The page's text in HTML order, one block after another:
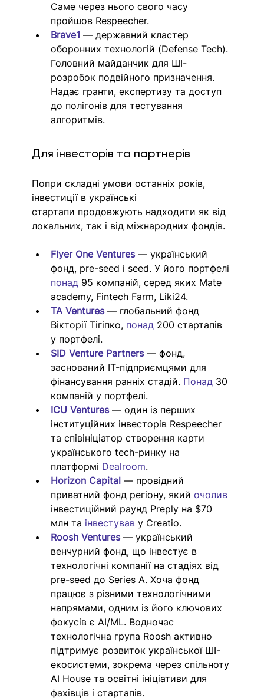
Саме через нього свого часу
пройшов Respeecher.
Brave1 — державний кластер
оборонних технологій (Defense Tech).
Головний майданчик для ШІ-
розробок подвійного призначення.
Надає гранти, експертизу та доступ
до полігонів для тестування
алгоритмів.
Для інвесторів та партнерів
Попри складні умови останніх років,
інвестиції в українські
стартапи продовжують надходити як від
локальних, так і від міжнародних фондів.
Flyer One Ventures — український
фонд, pre-seed і seed. У його портфелі
понад 95 компаній, серед яких Mate
academy, Fintech Farm, Liki24.
TA Ventures — глобальний фонд
Вікторії Тігіпко, понад 200 стартапів
у портфелі.
SID Venture Partners — фонд,
заснований IT-підприємцями для
фінансування ранніх стадій. Понад 30
компаній у портфелі.
ICU Ventures — один із перших
інституційних інвесторів Respeecher
та співініціатор створення карти
українського tech-ринку на
платформі Dealroom.
Horizon Capital — провідний
приватний фонд регіону, який очолив
інвестиційний раунд Preply на $70
млн та інвестував у Creatio.
Roosh Ventures — український
венчурний фонд, що інвестує в
технологічні компанії на стадіях від
pre-seed до Series A. Хоча фонд
працює з різними технологічними
напрямами, одним із його ключових
фокусів є AI/ML. Водночас
технологічна група Roosh активно
підтримує розвиток української ШІ-
екосистеми, зокрема через спільноту
AI House та освітні ініціативи для
фахівців і стартапів.